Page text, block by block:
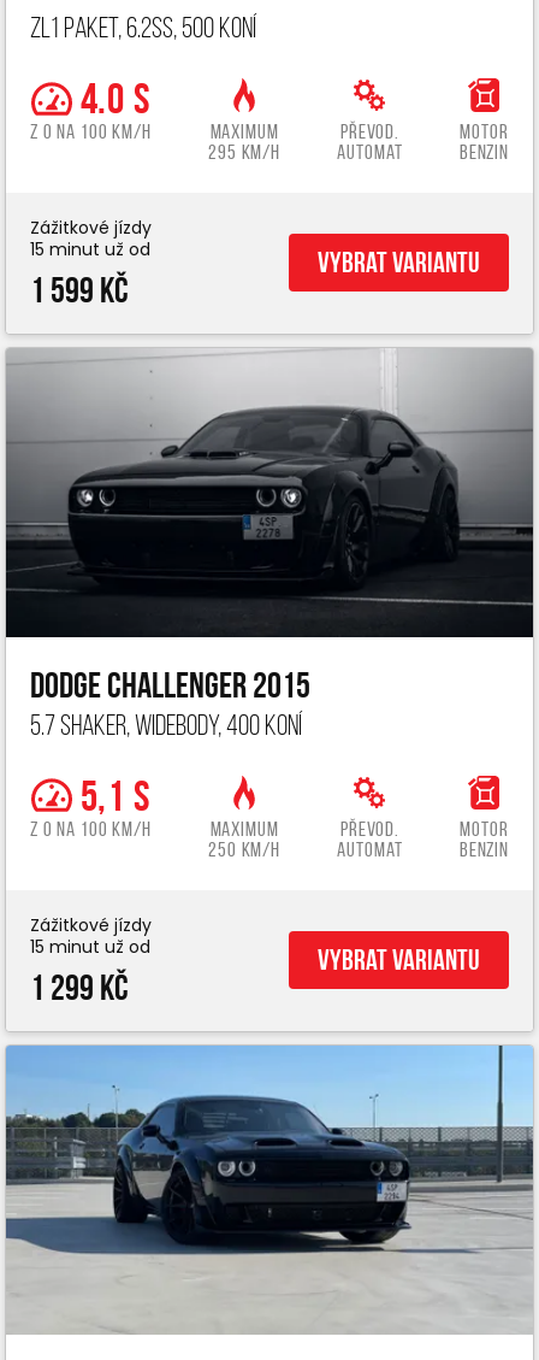
ZL1 paket, 6.2ss, 500 koní
4.0 s
z 0 na 100 km/h
Maximum
295 km/h
Převod.
automat
Motor
benzin
Zážitkové jízdy
15 minut už od
1 599 Kč
Vybrat variantu
Dodge Challenger 2015
5.7 Shaker, widebody, 400 koní
5,1 s
z 0 na 100 km/h
Maximum
250 km/h
Převod.
automat
Motor
benzin
Zážitkové jízdy
15 minut už od
1 299 Kč
Vybrat variantu